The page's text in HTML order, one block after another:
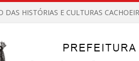
DAS HISTÓRIAS E CULTURAS